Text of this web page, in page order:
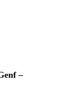
–